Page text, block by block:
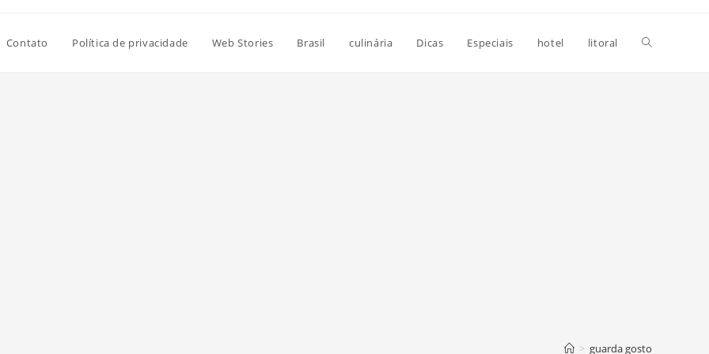
Contato Política de privacidade Web Stories Brasil culinária Dicas Especiais hotel litoral Alternar
> guarda gosto